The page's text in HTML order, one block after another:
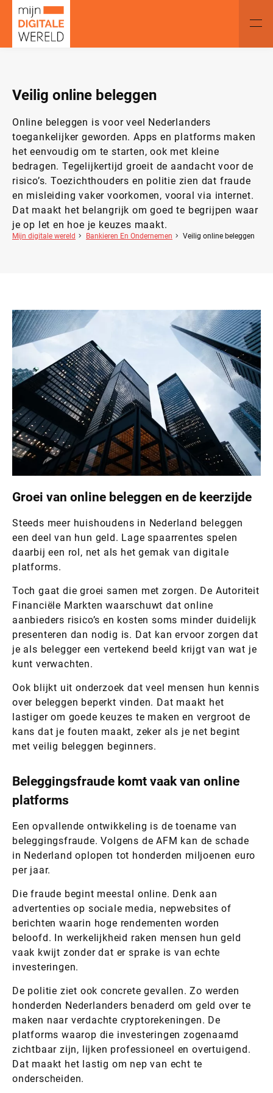
Veilig online beleggen
Online beleggen is voor veel Nederlanders
toegankelijker geworden. Apps en platforms maken
het eenvoudig om te starten, ook met kleine
bedragen. Tegelijkertijd groeit de aandacht voor de
risico’s. Toezichthouders en politie zien dat fraude
en misleiding vaker voorkomen, vooral via internet.
Dat maakt het belangrijk om goed te begrijpen waar
je op let en hoe je keuzes maakt.
Mijn digitale wereld Bankieren En Ondernemen Veilig online beleggen
Groei van online beleggen en de keerzijde
Steeds meer huishoudens in Nederland beleggen
een deel van hun geld. Lage spaarrentes spelen
daarbij een rol, net als het gemak van digitale
platforms.
Toch gaat die groei samen met zorgen. De Autoriteit
Financiële Markten waarschuwt dat online
aanbieders risico’s en kosten soms minder duidelijk
presenteren dan nodig is. Dat kan ervoor zorgen dat
je als belegger een vertekend beeld krijgt van wat je
kunt verwachten.
Ook blijkt uit onderzoek dat veel mensen hun kennis
over beleggen beperkt vinden. Dat maakt het
lastiger om goede keuzes te maken en vergroot de
kans dat je fouten maakt, zeker als je net begint
met veilig beleggen beginners.
Beleggingsfraude komt vaak van online
platforms
Een opvallende ontwikkeling is de toename van
beleggingsfraude. Volgens de AFM kan de schade
in Nederland oplopen tot honderden miljoenen euro
per jaar.
Die fraude begint meestal online. Denk aan
advertenties op sociale media, nepwebsites of
berichten waarin hoge rendementen worden
beloofd. In werkelijkheid raken mensen hun geld
vaak kwijt zonder dat er sprake is van echte
investeringen.
De politie ziet ook concrete gevallen. Zo werden
honderden Nederlanders benaderd om geld over te
maken naar verdachte cryptorekeningen. De
platforms waarop die investeringen zogenaamd
zichtbaar zijn, lijken professioneel en overtuigend.
Dat maakt het lastig om nep van echt te
onderscheiden.